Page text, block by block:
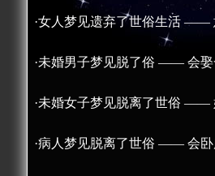
·女人梦见遗弃了世俗生活 ——
·未婚男子梦见脱了俗 —— 会娶
·未婚女子梦见脱离了世俗 ——
·病人梦见脱离了世俗 —— 会卧